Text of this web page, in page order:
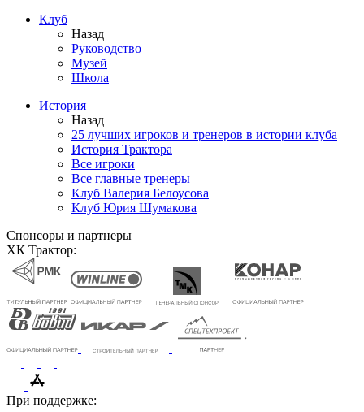
Клуб
Назад
Руководство
Музей
Школа
История
Назад
25 лучших игроков и тренеров в истории клуба
История Трактора
Все игроки
Все главные тренеры
Клуб Валерия Белоусова
Клуб Юрия Шумакова
Спонсоры и партнеры
ХК Трактор:
При поддержке: